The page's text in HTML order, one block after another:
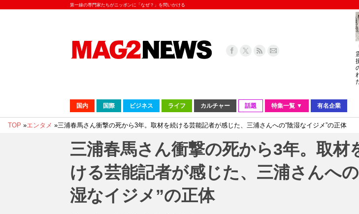
第一線の専門家たちがニッポンに「なぜ？」を問いかける
国内 国際 ビジネス ライフ カルチャー 話題 特集一覧 ▼ 有名企業
TOP »エンタメ »三浦春馬さん衝撃の死から3年。取材を続ける芸能記者が感じた、三浦さんへの“陰湿なイジメ”の正体
三浦春馬さん衝撃の死から3年。取材
ける芸能記者が感じた、三浦さんへ
湿なイジメ”の正体